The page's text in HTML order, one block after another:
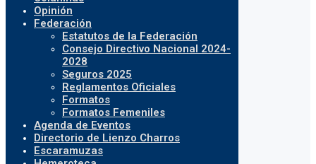
Opinión
Federación
Estatutos de la Federación
Consejo Directivo Nacional 2024-
2028
Seguros 2025
Reglamentos Oficiales
Formatos
Formatos Femeniles
Agenda de Eventos
Directorio de Lienzo Charros
Escaramuzas